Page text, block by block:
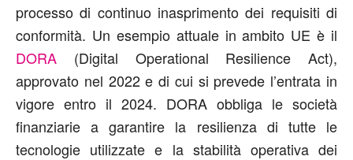
processo di continuo inasprimento dei requisiti di
conformità. Un esempio attuale in ambito UE è il
DORA (Digital Operational Resilience Act),
approvato nel 2022 e di cui si prevede l’entrata in
vigore entro il 2024. DORA obbliga le società
finanziarie a garantire la resilienza di tutte le
tecnologie utilizzate e la stabilità operativa dei